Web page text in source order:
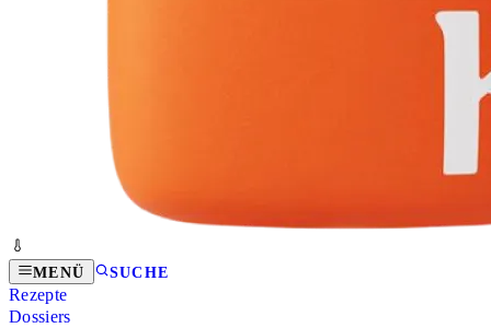
MENÜ SUCHE
Rezepte
Dossiers